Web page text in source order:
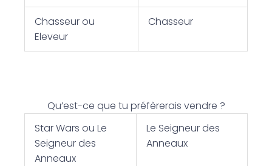
Chasseur ou
Eleveur
Chasseur
Qu’est-ce que tu préfèrerais vendre ?
Star Wars ou Le
Seigneur des
Anneaux
Le Seigneur des
Anneaux